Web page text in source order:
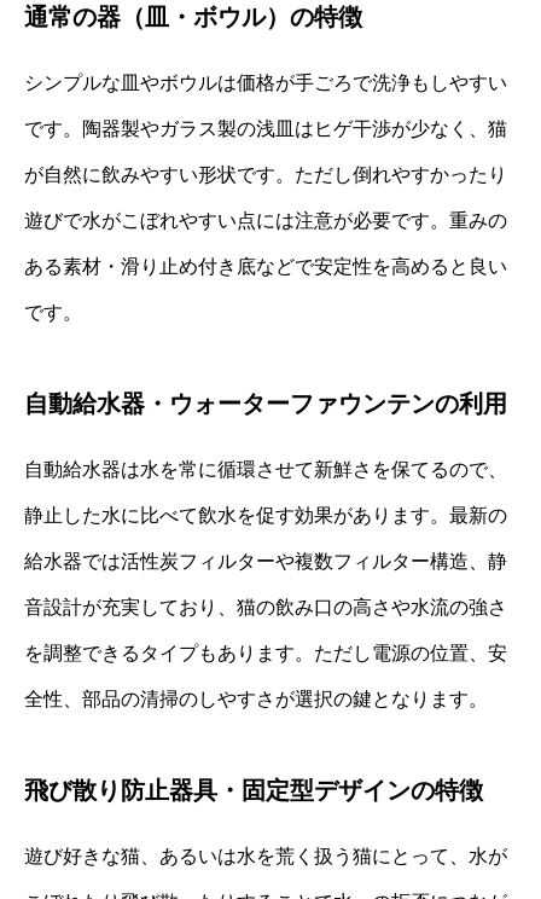
通常の器（皿・ボウル）の特徴
シンプルな皿やボウルは価格が手ごろで洗浄もしやすい
です。陶器製やガラス製の浅皿はヒゲ干渉が少なく、猫
が自然に飲みやすい形状です。ただし倒れやすかったり
遊びで水がこぼれやすい点には注意が必要です。重みの
ある素材・滑り止め付き底などで安定性を高めると良い
です。
自動給水器・ウォーターファウンテンの利用
自動給水器は水を常に循環させて新鮮さを保てるので、
静止した水に比べて飲水を促す効果があります。最新の
給水器では活性炭フィルターや複数フィルター構造、静
音設計が充実しており、猫の飲み口の高さや水流の強さ
を調整できるタイプもあります。ただし電源の位置、安
全性、部品の清掃のしやすさが選択の鍵となります。
飛び散り防止器具・固定型デザインの特徴
遊び好きな猫、あるいは水を荒く扱う猫にとって、水が